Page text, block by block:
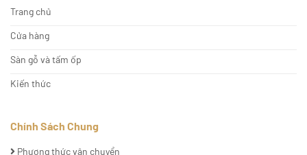
Trang chủ
Cửa hàng
Sàn gỗ và tấm ốp
Kiến thức
Chính Sách Chung
Phương thức vận chuyển